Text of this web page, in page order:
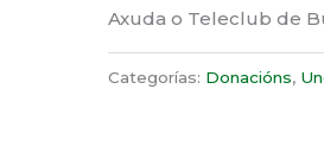
Axuda o Teleclub de
Categorías: Donacións,